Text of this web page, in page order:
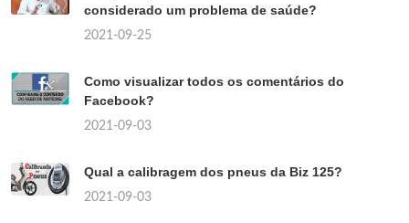
considerado um problema de saúde?
2021-09-25
Como visualizar todos os comentários do
Facebook?
2021-09-03
Qual a calibragem dos pneus da Biz 125?
2021-09-03